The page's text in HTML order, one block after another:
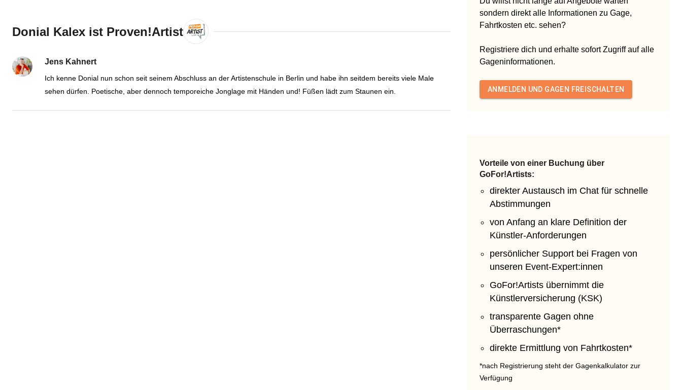
Donial Kalex ist Proven!Artist
Jens Kahnert
Ich kenne Donial nun schon seit seinem Abschluss an der Artistenschule in Berlin und habe ihn seitdem bereits viele Male
sehen dürfen. Poetische, aber dennoch temporeiche Jonglage mit Händen und! Füßen lädt zum Staunen ein.
sondern direkt alle Informationen zu Gage,
Fahrtkosten etc. sehen?
Registriere dich und erhalte sofort Zugriff auf alle
Gageninformationen.
ANMELDEN UND GAGEN FREISCHALTEN
Vorteile von einer Buchung über
GoFor!Artists:
direkter Austausch im Chat für schnelle
Abstimmungen
von Anfang an klare Definition der
Künstler-Anforderungen
persönlicher Support bei Fragen von
unseren Event-Expert:innen
GoFor!Artists übernimmt die
Künstlerversicherung (KSK)
transparente Gagen ohne
Überraschungen*
direkte Ermittlung von Fahrtkosten*
*nach Registrierung steht der Gagenkalkulator zur
Verfügung